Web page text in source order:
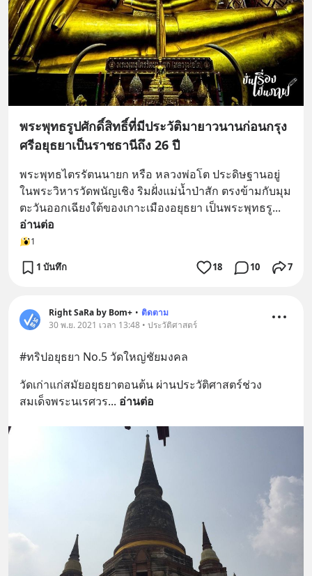
พระพุทธรูปศักดิ์สิทธิ์ที่มีประวัติมายาวนานก่อนกรุง
ศรีอยุธยาเป็นราชธานีถึง 26 ปี
พระพุทธไตรรัตนนายก หรือ หลวงพ่อโต ประดิษฐานอยู่
ในพระวิหารวัดพนัญเชิง ริมฝั่งแม่น้ำป่าสัก ตรงข้ามกับมุม
ตะวันออกเฉียงใต้ของเกาะเมืองอยุธยา เป็นพระพุทธรู
อ่านต่อ
1
1 บันทึก 18 10 7
Right SaRa by Bom+ • ติดตาม
30 พ.ย. 2021 เวลา 13:48 • ประวัติศาสตร์
#ทริปอยุธยา No.5 วัดใหญ่ชัยมงคล
วัดเก่าแก่สมัยอยุธยาตอนต้น ผ่านประวัติศาสตร์ช่วง
สมเด็จพระนเรศวร... อ่านต่อ